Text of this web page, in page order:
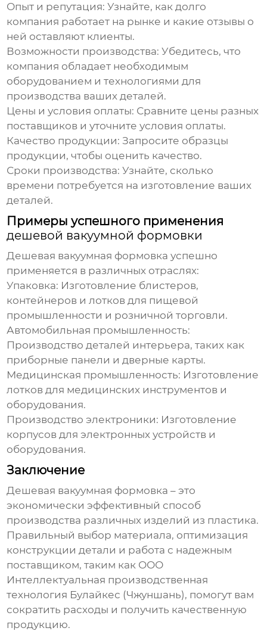
Опыт и репутация: Узнайте, как долго
компания работает на рынке и какие отзывы о
ней оставляют клиенты.
Возможности производства: Убедитесь, что
компания обладает необходимым
оборудованием и технологиями для
производства ваших деталей.
Цены и условия оплаты: Сравните цены разных
поставщиков и уточните условия оплаты.
Качество продукции: Запросите образцы
продукции, чтобы оценить качество.
Сроки производства: Узнайте, сколько
времени потребуется на изготовление ваших
деталей.
Примеры успешного применения
дешевой вакуумной формовки
Дешевая вакуумная формовка успешно
применяется в различных отраслях:
Упаковка: Изготовление блистеров,
контейнеров и лотков для пищевой
промышленности и розничной торговли.
Автомобильная промышленность:
Производство деталей интерьера, таких как
приборные панели и дверные карты.
Медицинская промышленность: Изготовление
лотков для медицинских инструментов и
оборудования.
Производство электроники: Изготовление
корпусов для электронных устройств и
оборудования.
Заключение
Дешевая вакуумная формовка – это
экономически эффективный способ
производства различных изделий из пластика.
Правильный выбор материала, оптимизация
конструкции детали и работа с надежным
поставщиком, таким как ООО
Интеллектуальная производственная
технология Булайкес (Чжуншань), помогут вам
сократить расходы и получить качественную
продукцию.